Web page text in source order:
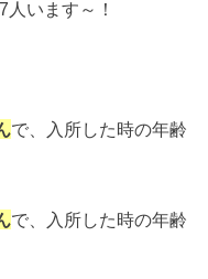
います～！
で、入所した時の年齢
で、入所した時の年齢